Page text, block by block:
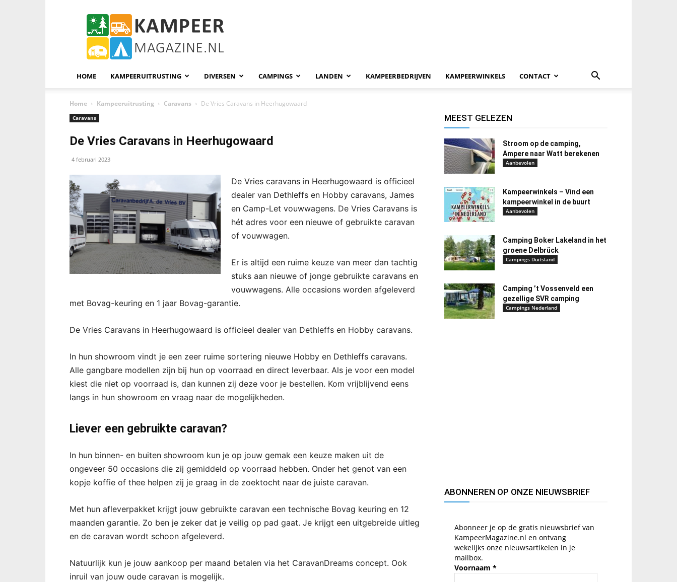
KampeerMagazine
HOME KAMPEERUITRUSTING DIVERSEN CAMPINGS LANDEN KAMPEERBEDRIJVEN KAMPEERWINKELS CONTACT
Home Kampeeruitrusting Caravans De Vries Caravans in Heerhugowaard
Caravans
De Vries Caravans in Heerhugowaard
4 februari 2023
De Vries caravans in Heerhugowaard is officieel
dealer van Dethleffs en Hobby caravans, James
en Camp-Let vouwwagens. De Vries Caravans is
hét adres voor een nieuwe of gebruikte caravan
of vouwwagen.
Er is altijd een ruime keuze van meer dan tachtig
stuks aan nieuwe of jonge gebruikte caravans en
vouwwagens. Alle occasions worden afgeleverd
met Bovag-keuring en 1 jaar Bovag-garantie.
De Vries Caravans in Heerhugowaard is officieel dealer van Dethleffs en Hobby caravans.
In hun showroom vindt je een zeer ruime sortering nieuwe Hobby en Dethleffs caravans.
Alle gangbare modellen zijn bij hun op voorraad en direct leverbaar. Als je voor een model
kiest die niet op voorraad is, dan kunnen zij deze voor je bestellen. Kom vrijblijvend eens
langs in hun showroom en vraag naar de mogelijkheden.
Liever een gebruikte caravan?
In hun binnen- en buiten showroom kun je op jouw gemak een keuze maken uit de
ongeveer 50 occasions die zij gemiddeld op voorraad hebben. Onder het genot van een
kopje koffie of thee helpen zij je graag in de zoektocht naar de juiste caravan.
Met hun afleverpakket krijgt jouw gebruikte caravan een technische Bovag keuring en 12
maanden garantie. Zo ben je zeker dat je veilig op pad gaat. Je krijgt een uitgebreide uitleg
en de caravan wordt schoon afgeleverd.
Natuurlijk kun je jouw aankoop per maand betalen via het CaravanDreams concept. Ook
inruil van jouw oude caravan is mogelijk.
MEEST GELEZEN
Stroom op de camping,
Ampere naar Watt berekenen
Aanbevolen
Kampeerwinkels – Vind een
kampeerwinkel in de buurt
Aanbevolen
Camping Boker Lakeland in het
groene Delbrück
Campings Duitsland
Camping ’t Vossenveld een
gezellige SVR camping
Campings Nederland
ABONNEREN OP ONZE NIEUWSBRIEF
Abonneer je op de gratis nieuwsbrief van
KampeerMagazine.nl en ontvang
wekelijks onze nieuwsartikelen in je
mailbox.
Voornaam *